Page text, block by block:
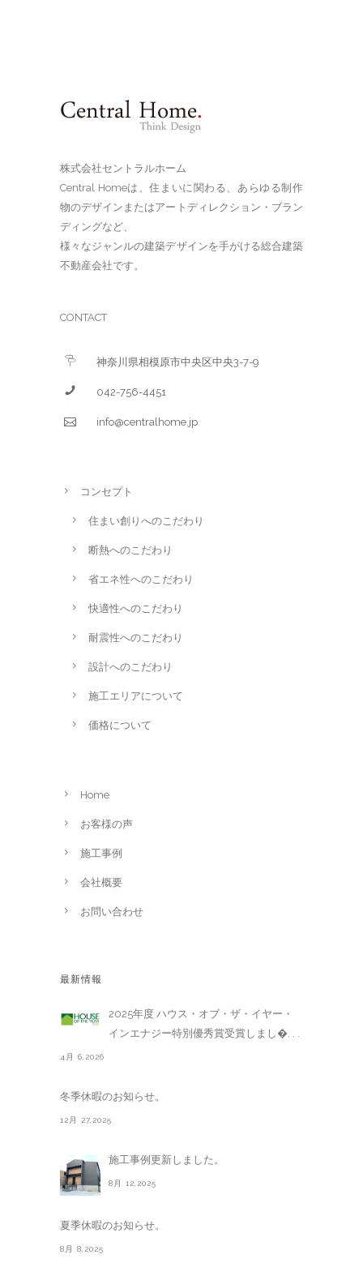
株式会社セントラルホーム
Central Homeは、住まいに関わる、あらゆる制作
物のデザインまたはアートディレクション・ブラン
ディングなど、
様々なジャンルの建築デザインを手がける総合建築
不動産会社です。
CONTACT
神奈川県相模原市中央区中央3-7-9
042-756-4451
info@centralhome.jp
コンセプト
住まい創りへのこだわり
断熱へのこだわり
省エネ性へのこだわり
快適性へのこだわり
耐震性へのこだわり
設計へのこだわり
施工エリアについて
価格について
Home
お客様の声
施工事例
会社概要
お問い合わせ
最新情報
2025年度 ハウス・オブ・ザ・イヤー・
インエナジー特別優秀賞受賞しまし�. . .
4月 6,2026
冬季休暇のお知らせ。
12月 27,2025
施工事例更新しました。
8月 12,2025
夏季休暇のお知らせ。
8月 8,2025